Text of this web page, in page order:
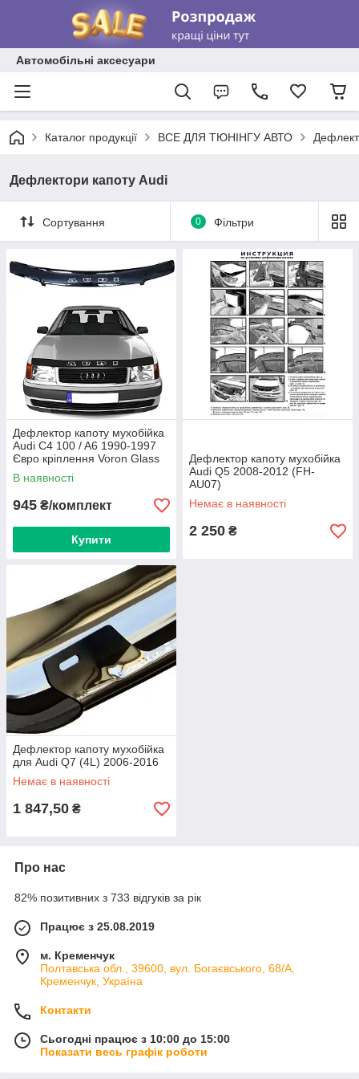
Автомобільні аксесуари
Каталог продукції ВСЕ ДЛЯ ТЮНІНГУ АВТО
Дефлектори капоту Audi
Сортування 0 Фільтри
Дефлектор капоту мухобійка
Audi C4 100 / A6 1990-1997
Євро кріплення Voron Glass
В наявності
945 ₴/комплект
Купити
Дефлектор капоту мухобійка
Audi Q5 2008-2012 (FH-
AU07)
Немає в наявності
2 250 ₴
Дефлектор капоту мухобійка
для Audi Q7 (4L) 2006-2016
Немає в наявності
1 847,50 ₴
Про нас
82% позитивних з 733 відгуків за рік
Працює з 25.08.2019
м. Кременчук
Полтавська обл., 39600, вул. Богаєвського, 68/А,
Кременчук, Україна
Контакти
Сьогодні працює з 10:00 до 15:00
Показати весь графік роботи